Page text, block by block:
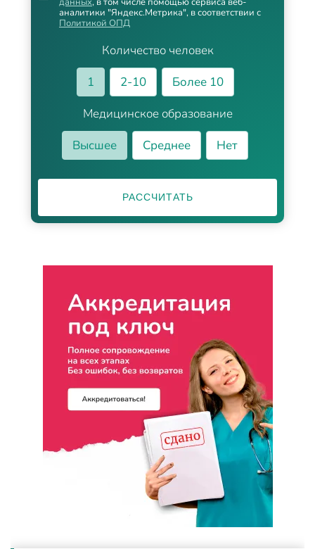
Количество человек
1
2-10
Более 10
Медицинское образование
Высшее
Среднее Нет
аналитики "Яндекс.Метрика", в соответствии с
Политикой ОПД
РАССЧИТАТЬ